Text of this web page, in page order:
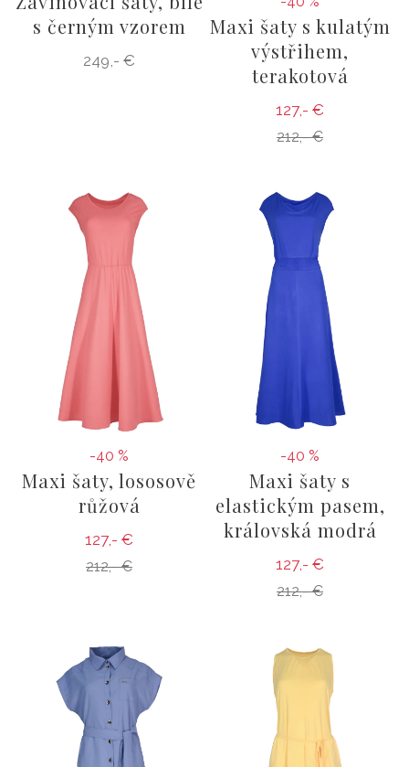
s černým vzorem
249,- €
Maxi šaty s kulatým
výstřihem,
terakotová
127,- €
212,- €
-40 %
Maxi šaty, lososově
růžová
127,- €
212,- €
-40 %
Maxi šaty s
elastickým pasem,
královská modrá
127,- €
212,- €